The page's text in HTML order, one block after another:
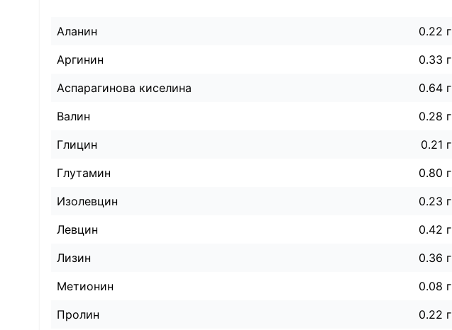
Аланин
0.22 г
Аргинин
0.33 г
Аспарагинова киселина
0.64 г
Валин
0.28 г
Глицин
0.21 г
Глутамин
0.80 г
Изолевцин
0.23 г
Левцин
0.42 г
Лизин
0.36 г
Метионин
0.08 г
Пролин
0.22 г